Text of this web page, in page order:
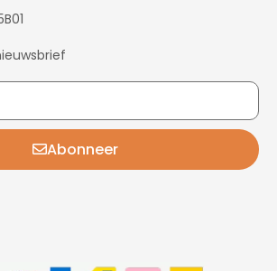
Abonneer